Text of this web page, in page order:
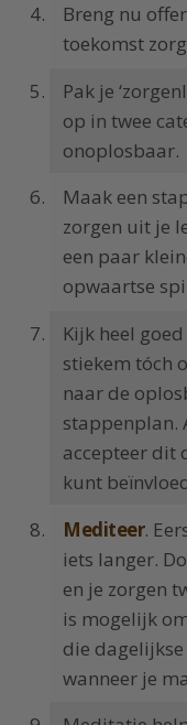
Breng nu
toekomst
Pak je
op in twee
onoplosbaar.
Maak een
zorgen uit je
een paar
opwaartse
Kijk heel
stiekem tóch
naar de
stappenplan.
accepteer dit
kunt
Mediteer.
iets langer.
en je zorgen
is mogelijk
die
wanneer je